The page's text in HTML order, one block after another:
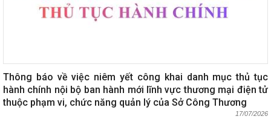
Thông báo về việc niêm yết công khai danh mục thủ tục
hành chính nội bộ ban hành mới lĩnh vực thương mại điện tử
thuộc phạm vi, chức năng quản lý của Sở Công Thương
17/07/2026